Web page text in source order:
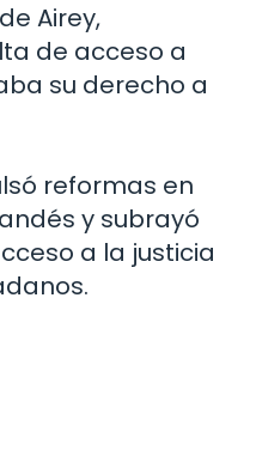
Airey,
de acceso a
su derecho a
reformas en
y subrayó
a la justicia